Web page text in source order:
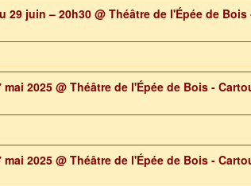
29 juin – 20h30@ Théâtre de l'Épée de
mai 2025@ Théâtre de l'Épée de Bois -
mai 2025@ Théâtre de l'Épée de Bois -